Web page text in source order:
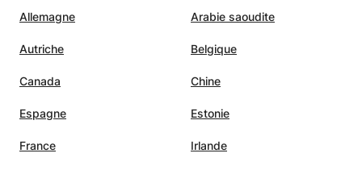
Allemagne Arabie saoudite
Autriche Belgique
Canada Chine
Espagne Estonie
France Irlande